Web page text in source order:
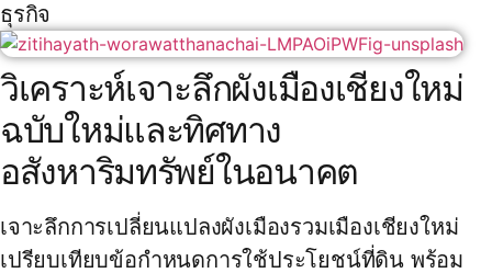
ธุรกิจ
วิเคราะห์เจาะลึกผังเมืองเชียงใหม่
ฉบับใหม่และทิศทาง
อสังหาริมทรัพย์ในอนาคต
เจาะลึกการเปลี่ยนแปลงผังเมืองรวมเมืองเชียงใหม่
เปรียบเทียบข้อกำหนดการใช้ประโยชน์ที่ดิน พร้อม